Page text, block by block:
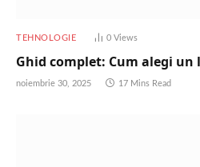
TEHNOLOGIE 0 Views
Ghid complet: Cum alegi un
noiembrie 30, 2025 17 Mins Read